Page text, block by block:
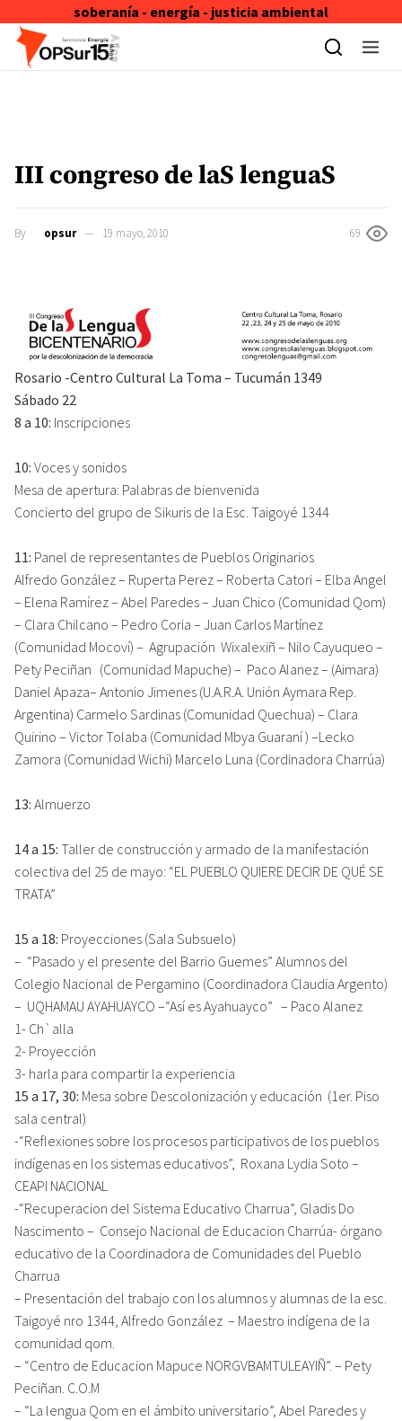
soberanía - energía - justicia ambiental
Skip to content
III congreso de laS lenguaS
By opsur 19 mayo, 2010 69
Rosario -Centro Cultural La Toma – Tucumán 1349
Sábado 22
8 a 10: Inscripciones
10: Voces y sonidos
Mesa de apertura: Palabras de bienvenida
Concierto del grupo de Sikuris de la Esc. Taigoyé 1344
11: Panel de representantes de Pueblos Originarios
Alfredo González – Ruperta Perez – Roberta Catori – Elba Angel
– Elena Ramírez – Abel Paredes – Juan Chico (Comunidad Qom)
– Clara Chilcano – Pedro Coria – Juan Carlos Martínez
(Comunidad Mocoví) – Agrupación Wixalexiñ – Nilo Cayuqueo –
Pety Peciñan (Comunidad Mapuche) – Paco Alanez – (Aimara)
Daniel Apaza– Antonio Jimenes (U.A.R.A. Unión Aymara Rep.
Argentina) Carmelo Sardinas (Comunidad Quechua) – Clara
Quirino – Victor Tolaba (Comunidad Mbya Guaraní ) –Lecko
Zamora (Comunidad Wichi) Marcelo Luna (Cordinadora Charrúa)
13: Almuerzo
14 a 15: Taller de construcción y armado de la manifestación
colectiva del 25 de mayo: “EL PUEBLO QUIERE DECIR DE QUÉ SE
TRATA”
15 a 18: Proyecciones (Sala Subsuelo)
– “Pasado y el presente del Barrio Guemes” Alumnos del
Colegio Nacional de Pergamino (Coordinadora Claudia Argento)
– UQHAMAU AYAHUAYCO –“Así es Ayahuayco” – Paco Alanez
1- Ch`alla
2- Proyección
3- harla para compartir la experiencia
15 a 17, 30: Mesa sobre Descolonización y educación (1er. Piso
sala central)
-“Reflexiones sobre los procesos participativos de los pueblos
indígenas en los sistemas educativos”, Roxana Lydia Soto –
CEAPI NACIONAL
-“Recuperacion del Sistema Educativo Charrua”, Gladis Do
Nascimento – Consejo Nacional de Educacion Charrúa- órgano
educativo de la Coordinadora de Comunidades del Pueblo
Charrua
– Presentación del trabajo con los alumnos y alumnas de la esc.
Taigoyé nro 1344, Alfredo González – Maestro indígena de la
comunidad qom.
– “Centro de Educacion Mapuce NORGVBAMTULEAYIÑ”. – Pety
Peciñan. C.O.M
– “La lengua Qom en el ámbito universitario”, Abel Paredes y